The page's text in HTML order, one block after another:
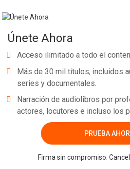
Únete Ahora
Acceso ilimitado a todo el
Más de 30 mil títulos, incluidos
series y documentales.
Narración de audiolibros por
actores, locutores e incluso los
PRUEBA
Firma sin compromiso.